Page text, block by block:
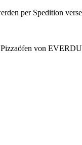
per Spedition
von